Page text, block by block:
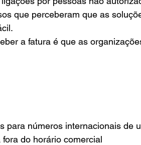
que perceberam que as
a fatura é que as
para números internacionais de
do horário comercial